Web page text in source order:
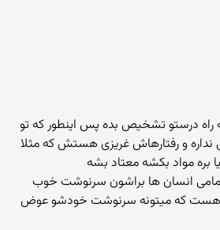
راه درستو تشخیص بده پس اینطور که تو
نداره و رفتارهاش غریزی هستش که مثلا
بره مواد بکشه معتاد بشه
انسان ها براشون سرنوشت خوب
هست که میتونه سرنوشت خودشو عوض